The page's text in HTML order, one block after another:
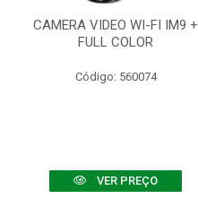
CAMERA VIDEO WI-FI IM9 +
FULL COLOR
Código: 560074
VER PREÇO